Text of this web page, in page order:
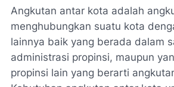
Angkutan antar kota adalah
menghubungkan suatu kota
lainnya baik yang berada dalam
administrasi propinsi, maupun
propinsi lain yang berarti